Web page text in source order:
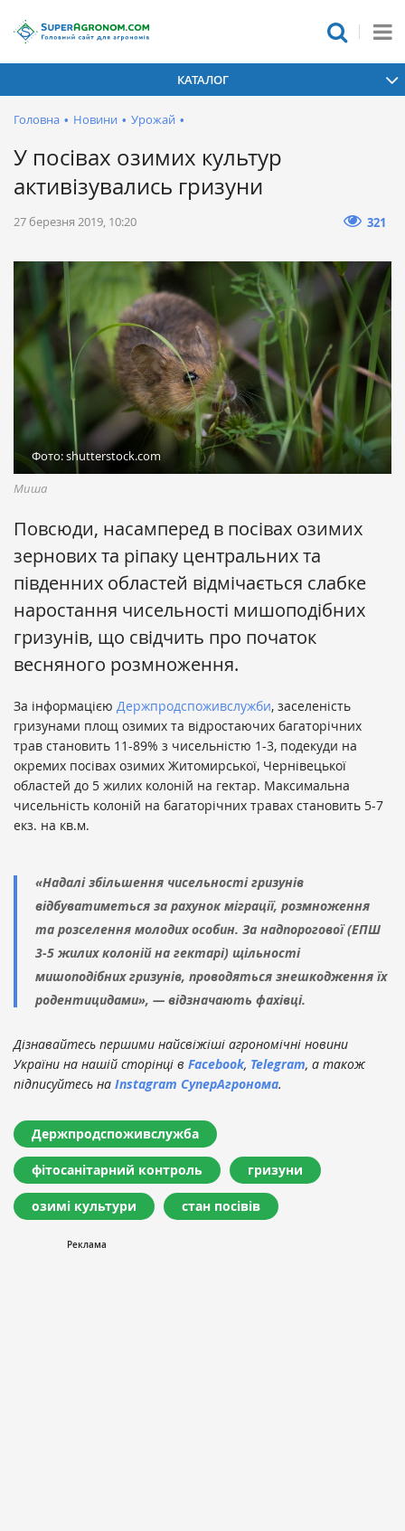
КАТАЛОГ
Головна • Новини • Урожай •
У посівах озимих культур
активізувались гризуни
27 березня 2019, 10:20 321
Фото: shutterstock.com
Миша
Повсюди, насамперед в посівах озимих
зернових та ріпаку центральних та
південних областей відмічається слабке
наростання чисельності мишоподібних
гризунів, що свідчить про початок
весняного розмноження.
За інформацією Держпродспоживслужби, заселеність
гризунами площ озимих та відростаючих багаторічних
трав становить 11-89% з чисельністю 1-3, подекуди на
окремих посівах озимих Житомирської, Чернівецької
областей до 5 жилих колоній на гектар. Максимальна
чисельність колоній на багаторічних травах становить 5-7
екз. на кв.м.
«Надалі збільшення чисельності гризунів
відбуватиметься за рахунок міграції, розмноження
та розселення молодих особин. За надпорогової (ЕПШ
3-5 жилих колоній на гектарі) щільності
мишоподібних гризунів, проводяться знешкодження їх
родентицидами», — відзначають фахівці.
Дізнавайтесь першими найсвіжіші агрономічні новини
України на нашій сторінці в Facebook, Telegram, а також
підписуйтесь на Instagram СуперАгронома.
Держпродспоживслужба
фітосанітарний контроль гризуни
озимі культури стан посівів